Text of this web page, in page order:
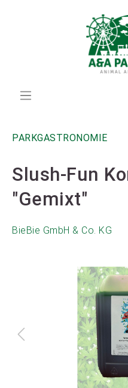
PARKGASTRONOMIE
Slush-Fun
"Gemixt"
BieBie GmbH & Co. KG